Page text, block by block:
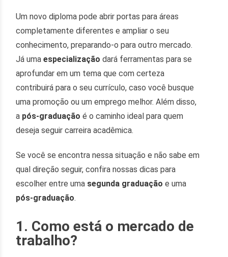
Um novo diploma pode abrir portas para áreas
completamente diferentes e ampliar o seu
conhecimento, preparando-o para outro mercado.
Já umaespecializaçãodará ferramentas para se
aprofundar em um tema que com certeza
contribuirá para o seu currículo, caso você busque
uma promoção ou um emprego melhor. Além disso,
a pós-graduação é o caminho ideal para quem
deseja seguir carreira acadêmica.
Se você se encontra nessa situação e não sabe em
qual direção seguir, confira nossas dicas para
escolher entre uma segunda graduação e uma
pós-graduação.
1. Como está o mercado de
trabalho?